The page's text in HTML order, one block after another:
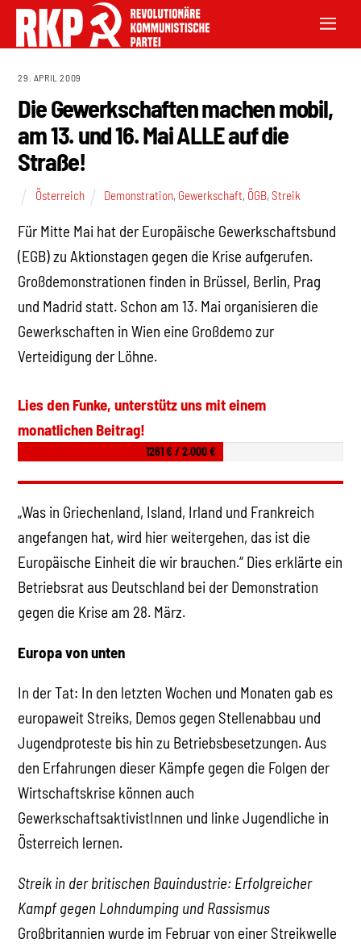
29. APRIL 2009
Die Gewerkschaften machen mobil,
am 13. und 16. Mai ALLE auf die
Straße!
Österreich Demonstration, Gewerkschaft, ÖGB,Streik
Für Mitte Mai hat der Europäische Gewerkschaftsbund
(EGB) zu Aktionstagen gegen die Krise aufgerufen.
Großdemonstrationen finden in Brüssel, Berlin, Prag
und Madrid statt. Schon am 13. Mai organisieren die
Gewerkschaften in Wien eine Großdemo zur
Verteidigung der Löhne.
Lies den Funke, unterstütz uns mit einem
monatlichen Beitrag!
1261 € / 2.000 €
„Was in Griechenland, Island, Irland und Frankreich
angefangen hat, wird hier weitergehen, das ist die
Europäische Einheit die wir brauchen.“ Dies erklärte ein
Betriebsrat aus Deutschland bei der Demonstration
gegen die Krise am 28. März.
Europa von unten
In der Tat: In den letzten Wochen und Monaten gab es
europaweit Streiks, Demos gegen Stellenabbau und
Jugendproteste bis hin zu Betriebsbesetzungen. Aus
den Erfahrungen dieser Kämpfe gegen die Folgen der
Wirtschaftskrise können auch
GewerkschaftsaktivistInnen und linke Jugendliche in
Österreich lernen.
Streik in der britischen Bauindustrie: Erfolgreicher
Kampf gegen Lohndumping und Rassismus
Großbritannien wurde im Februar von einer Streikwelle